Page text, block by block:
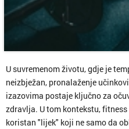
U suvremenom životu, gdje je
neizbježan, pronalaženje
izazovima postaje ključno za
zdravlja. U tom kontekstu,
koristan "lijek" koji ne samo da